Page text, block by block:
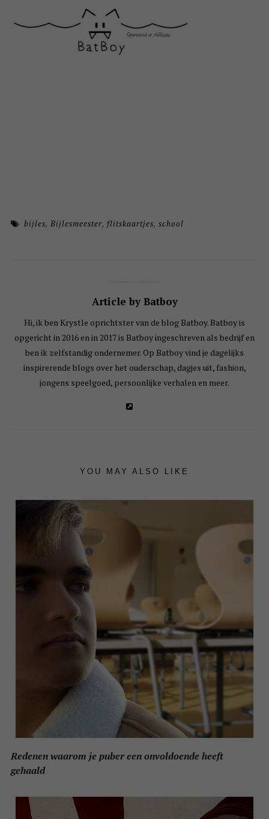
bijles,Bijlesmeester, flitskaartjes,school
Article by Batboy
Hi, ik ben Krystle oprichtster van de blog Batboy. Batboy is
opgericht in 2016 en in 2017 is Batboy ingeschreven als bedrijf en
ben ik zelfstandig ondernemer. Op Batboy vind je dagelijks
inspirerende blogs over het ouderschap, dagjes uit, fashion,
jongens speelgoed, persoonlijke verhalen en meer.
YOU MAY ALSO LIKE
Redenen waarom je puber een onvoldoende heeft
gehaald